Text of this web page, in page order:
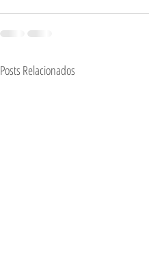
Posts Relacionados